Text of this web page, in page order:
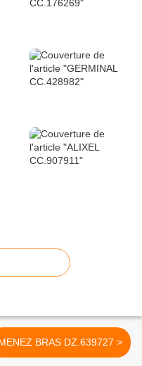
MENEZ BRAS DZ.639727 >